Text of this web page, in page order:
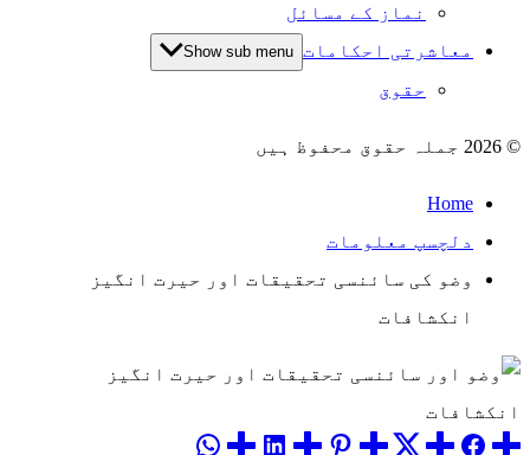
نماز کے مسائل
معاشرتی احکامات Show sub menu
حقوق
© 2026 جملہ حقوق محفوظ ہیں
Home
دلچسپ معلومات
وضو کی سائنسی تحقیقات اور حیرت انگیز
انکشافات